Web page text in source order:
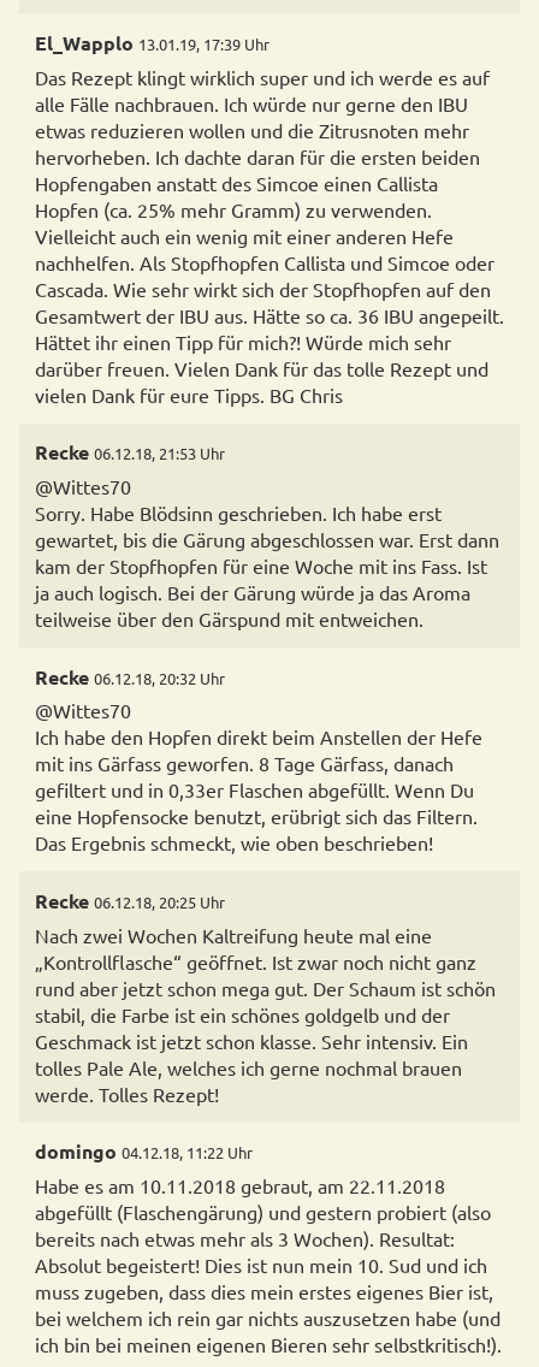
El_Wapplo 13.01.19, 17:39 Uhr
Das Rezept klingt wirklich super und ich werde es auf
alle Fälle nachbrauen. Ich würde nur gerne den IBU
etwas reduzieren wollen und die Zitrusnoten mehr
hervorheben. Ich dachte daran für die ersten beiden
Hopfengaben anstatt des Simcoe einen Callista
Hopfen (ca. 25% mehr Gramm) zu verwenden.
Vielleicht auch ein wenig mit einer anderen Hefe
nachhelfen. Als Stopfhopfen Callista und Simcoe oder
Cascada. Wie sehr wirkt sich der Stopfhopfen auf den
Gesamtwert der IBU aus. Hätte so ca. 36 IBU angepeilt.
Hättet ihr einen Tipp für mich?! Würde mich sehr
darüber freuen. Vielen Dank für das tolle Rezept und
vielen Dank für eure Tipps. BG Chris
Recke 06.12.18, 21:53 Uhr
@Wittes70
Sorry. Habe Blödsinn geschrieben. Ich habe erst
gewartet, bis die Gärung abgeschlossen war. Erst dann
kam der Stopfhopfen für eine Woche mit ins Fass. Ist
ja auch logisch. Bei der Gärung würde ja das Aroma
teilweise über den Gärspund mit entweichen.
Recke 06.12.18, 20:32 Uhr
@Wittes70
Ich habe den Hopfen direkt beim Anstellen der Hefe
mit ins Gärfass geworfen. 8 Tage Gärfass, danach
gefiltert und in 0,33er Flaschen abgefüllt. Wenn Du
eine Hopfensocke benutzt, erübrigt sich das Filtern.
Das Ergebnis schmeckt, wie oben beschrieben!
Recke 06.12.18, 20:25 Uhr
Nach zwei Wochen Kaltreifung heute mal eine
„Kontrollflasche“ geöffnet. Ist zwar noch nicht ganz
rund aber jetzt schon mega gut. Der Schaum ist schön
stabil, die Farbe ist ein schönes goldgelb und der
Geschmack ist jetzt schon klasse. Sehr intensiv. Ein
tolles Pale Ale, welches ich gerne nochmal brauen
werde. Tolles Rezept!
domingo 04.12.18, 11:22 Uhr
Habe es am 10.11.2018 gebraut, am 22.11.2018
abgefüllt (Flaschengärung) und gestern probiert (also
bereits nach etwas mehr als 3 Wochen). Resultat:
Absolut begeistert! Dies ist nun mein 10. Sud und ich
muss zugeben, dass dies mein erstes eigenes Bier ist,
bei welchem ich rein gar nichts auszusetzen habe (und
ich bin bei meinen eigenen Bieren sehr selbstkritisch!).